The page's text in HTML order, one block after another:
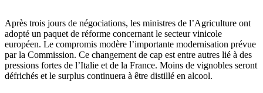
Après trois jours de négociations, les ministres de l’Agriculture ont
adopté un paquet de réforme concernant le secteur vinicole
européen. Le compromis modère l’importante modernisation prévue
par la Commission. Ce changement de cap est entre autres lié à des
pressions fortes de l’Italie et de la France. Moins de vignobles seront
défrichés et le surplus continuera à être distillé en alcool.